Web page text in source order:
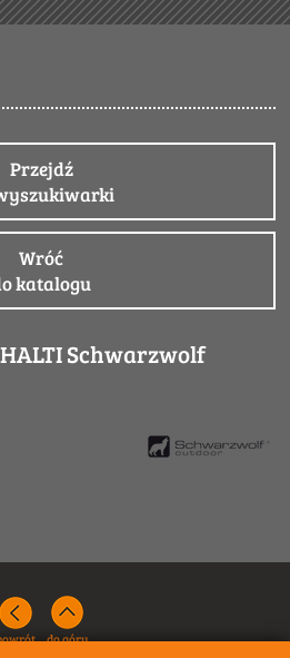
Przejdź
Wróć
katalogu
Schwarzwolf
do góry